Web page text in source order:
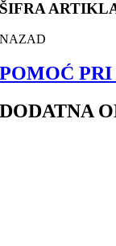
ŠIFRA
NAZAD
POMOĆ
DODATNA